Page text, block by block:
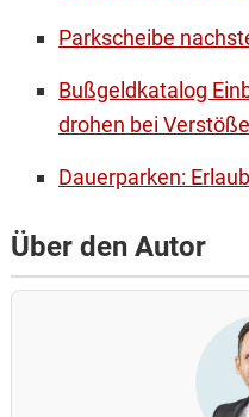
Parkscheibe
Bußgeldkatalog
drohen bei
Dauerparken:
Über den Autor